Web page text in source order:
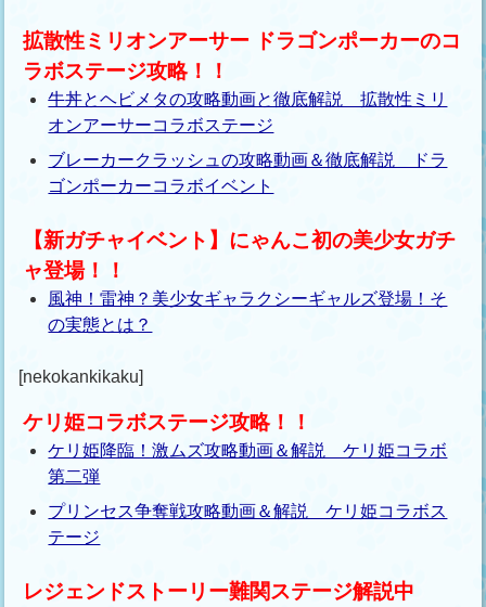
拡散性ミリオンアーサー ドラゴンポーカーのコ
ラボステージ攻略！！
牛丼とヘビメタの攻略動画と徹底解説 拡散性ミリ
オンアーサーコラボステージ
ブレーカークラッシュの攻略動画＆徹底解説 ドラ
ゴンポーカーコラボイベント
【新ガチャイベント】にゃんこ初の美少女ガチ
ャ登場！！
風神！雷神？美少女ギャラクシーギャルズ登場！そ
の実態とは？
[nekokankikaku]
ケリ姫コラボステージ攻略！！
ケリ姫降臨！激ムズ攻略動画＆解説 ケリ姫コラボ
第二弾
プリンセス争奪戦攻略動画＆解説 ケリ姫コラボス
テージ
レジェンドストーリー難関ステージ解説中